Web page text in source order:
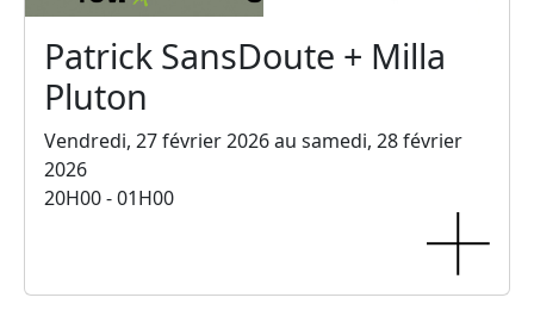
Patrick SansDoute + Milla
Pluton
Vendredi, 27 février 2026 au samedi, 28 février
2026
20H00 - 01H00